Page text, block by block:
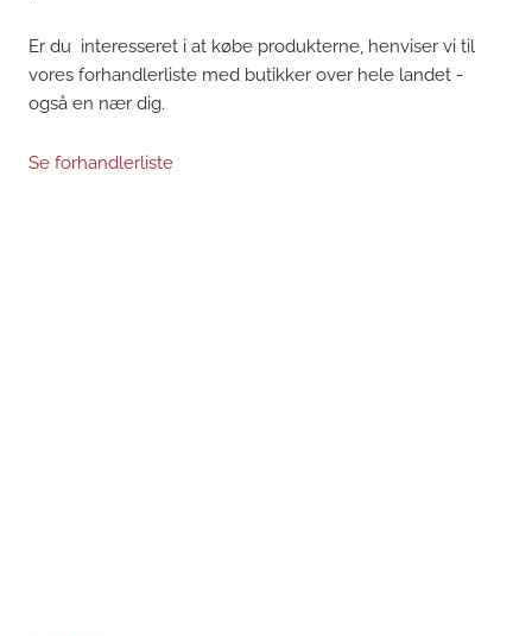
Er du interesseret i at købe produkterne, henviser vi til
vores forhandlerliste med butikker over hele landet -
også en nær dig.
Se forhandlerliste